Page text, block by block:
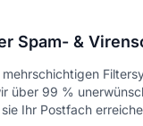
Spam- &
über 99 %
Ihr Postfach